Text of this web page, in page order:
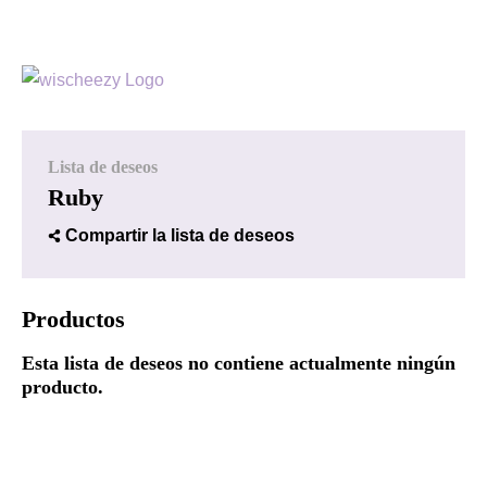
Lista de deseos
Ruby
Compartir la lista de deseos
Productos
Esta lista de deseos no contiene actualmente ningún
producto.